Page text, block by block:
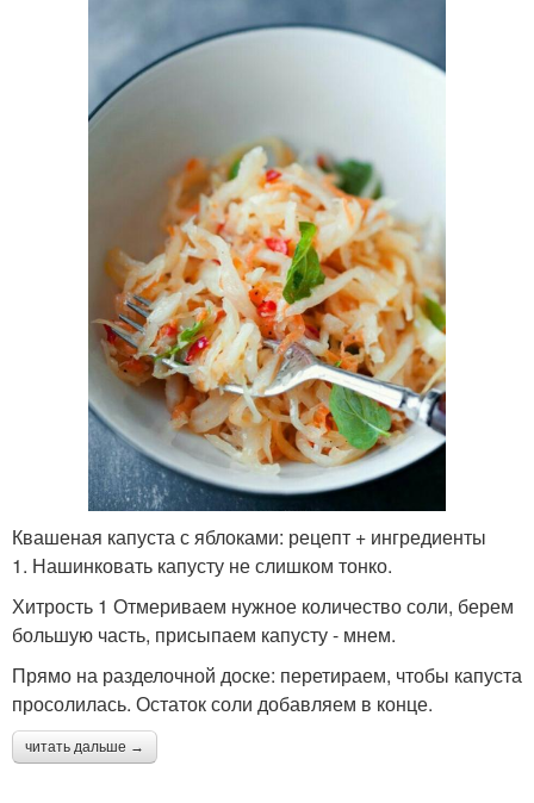
Квашеная капуста с яблоками: рецепт + ингредиенты
1. Нашинковать капусту не слишком тонко.
Хитрость 1 Отмериваем нужное количество соли, берем
большую часть, присыпаем капусту - мнем.
Прямо на разделочной доске: перетираем, чтобы капуста
просолилась. Остаток соли добавляем в конце.
читать дальше →